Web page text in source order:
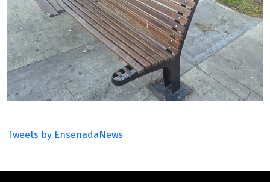
Tweets by EnsenadaNews